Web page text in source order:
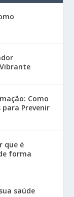
Como
para Prevenir
que é
forma
saúde